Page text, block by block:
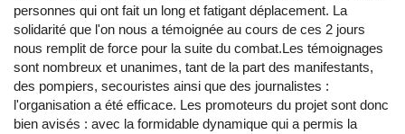
personnes qui ont fait un long et fatigant déplacement. La
solidarité que l'on nous a témoignée au cours de ces 2 jours
nous remplit de force pour la suite du combat.Les témoignages
sont nombreux et unanimes, tant de la part des manifestants,
des pompiers, secouristes ainsi que des journalistes :
l'organisation a été efficace. Les promoteurs du projet sont donc
bien avisés : avec la formidable dynamique qui a permis la